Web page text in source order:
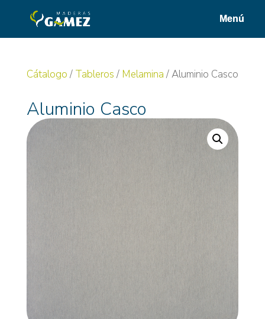
Cátalogo/ Tableros/ Melamina/ Aluminio Casco
Aluminio Casco